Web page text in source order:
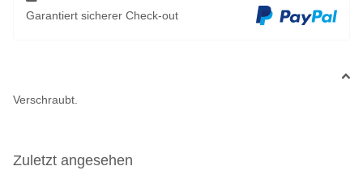
Garantiert sicherer Check-out
Verschraubt.
Zuletzt angesehen